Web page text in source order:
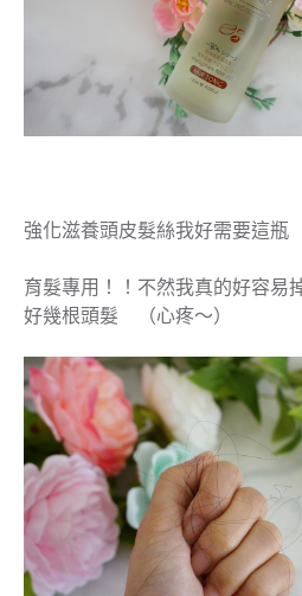
強化滋養頭皮髮絲我好需要這瓶
育髮專用！！不然我真的好容易
好幾根頭髮 （心疼～）